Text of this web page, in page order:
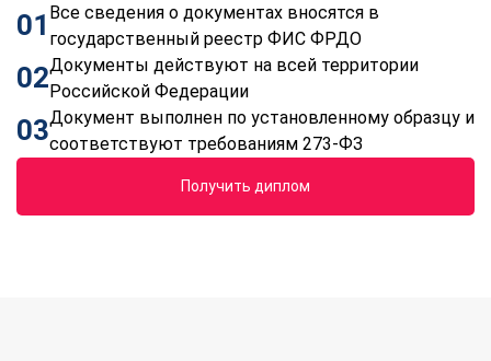
01 Все сведения о документах вносятся в
государственный реестр ФИС ФРДО
02Документы действуют на всей территории
Российской Федерации
03Документ выполнен по установленному образцу и
соответствуют требованиям 273-ФЗ
Получить диплом